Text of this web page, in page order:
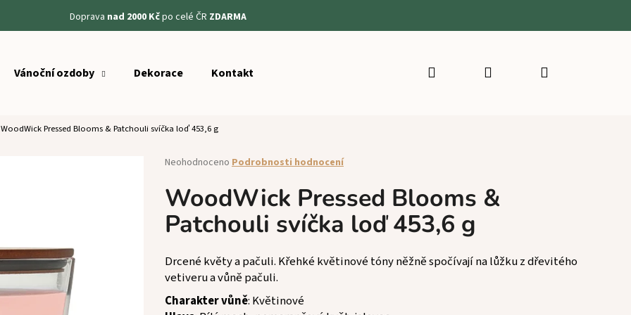
Doprava nad 2000 Kčpo celé ČR ZDARMA
Vánoční ozdoby Dekorace Kontakt Hledat PřihlášeníNákupní
WoodWick Pressed Blooms & Patchouli svíčka loď 453,6 g
Průměrné
produktu
je
0,0
z
hvězdiček.
Neohodnoceno Podrobnosti hodnocení
WoodWick Pressed Blooms &
Patchouli svíčka loď 453,6 g
Drcené květy a pačuli. Křehké květinové tóny něžně spočívají na lůžku z dřevitého
vetiveru a vůně pačuli.
Charakter vůně: Květinové
Co potřebujete najít?
HLEDAT